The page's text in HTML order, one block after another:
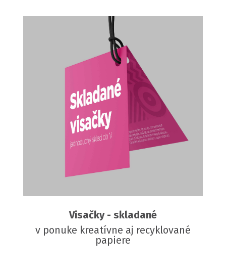
Visačky - skladané
v ponuke kreatívne aj recyklované
papiere